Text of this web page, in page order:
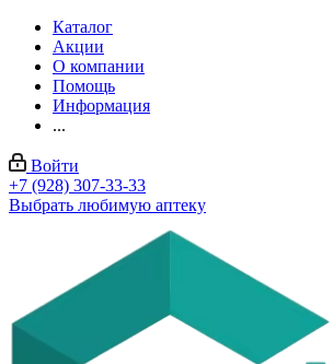
Каталог
Акции
О компании
Помощь
Информация
...
Войти
+7 (928) 307-33-33
Выбрать любимую аптеку